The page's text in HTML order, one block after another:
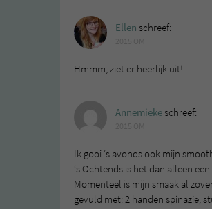
Ellen schreef:
Hmmm, ziet er heerlijk uit!
Annemiekeschreef:
Ik gooi ‘s avonds ook mijn
‘s Ochtends is het dan alleen
Momenteel is mijn smaak al
gevuld met: 2 handen spinazie,